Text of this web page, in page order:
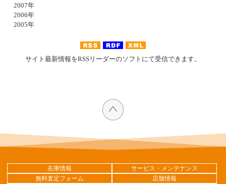
2007年
2006年
2005年
サイト最新情報をRSSリーダーのソフトにて受信できます。
在庫情報
サービス・メンテナンス
無料査定フォーム
店舗情報